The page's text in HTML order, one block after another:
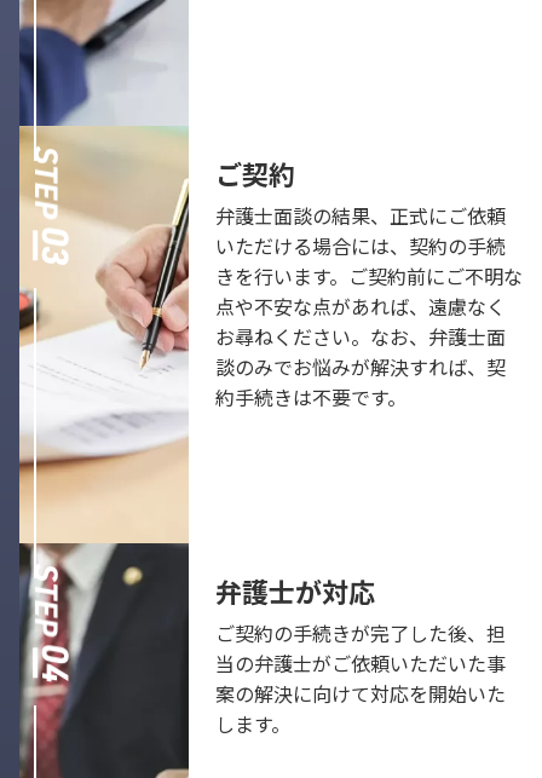
ご契約
弁護士面談の結果、正式にご依頼
いただける場合には、契約の手続
きを行います。ご契約前にご不明な
点や不安な点があれば、遠慮なく
お尋ねください。なお、弁護士面
談のみでお悩みが解決すれば、契
約手続きは不要です。
弁護士が対応
ご契約の手続きが完了した後、担
当の弁護士がご依頼いただいた事
案の解決に向けて対応を開始いた
します。